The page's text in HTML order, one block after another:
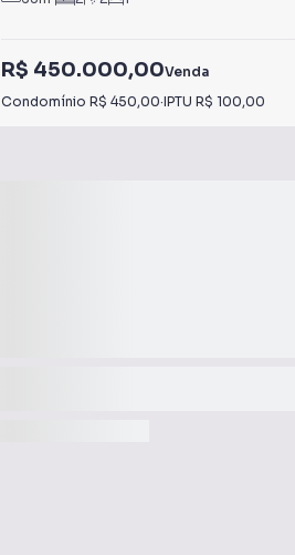
R$ 450.000,00Venda
Condomínio R$ 450,00·IPTU R$ 100,00